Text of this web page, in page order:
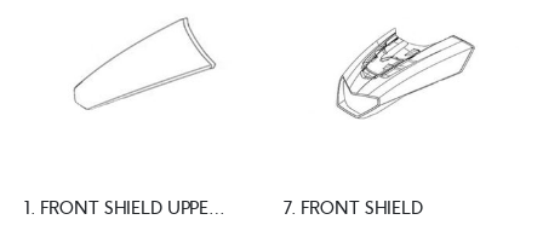
1. FRONT SHIELD UPPER COVER 7. FRONT SHIELD